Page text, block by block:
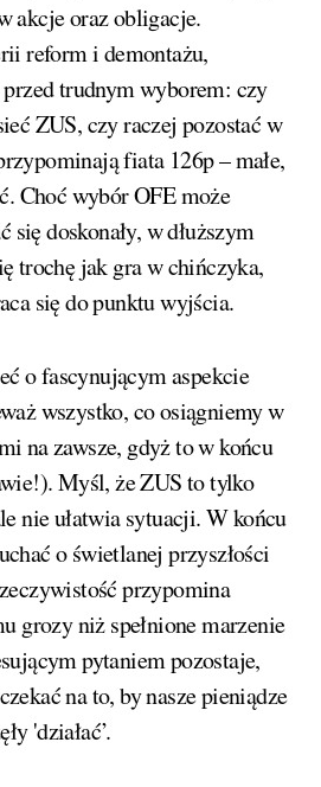
akcje oraz obligacje.
reform i demontażu,
trudnym wyborem: czy
ZUS, czy raczej pozostać w
fiata 126p – małe,
Choć wybór OFE może
się doskonały, w dłuższym
trochę jak gra w chińczyka,
się do punktu wyjścia.
o fascynującym aspekcie
wszystko, co osiągniemy w
na zawsze, gdyż to w końcu
Myśl, że ZUS to tylko
nie ułatwia sytuacji. W końcu
o świetlanej przyszłości
przypomina
grozy niż spełnione marzenie
pytaniem pozostaje,
na to, by nasze pieniądze
'działać’.